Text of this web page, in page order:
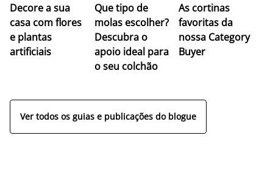
Decore a sua
casa com flores
e plantas
artificiais
Que tipo de
molas escolher?
Descubra o
apoio ideal para
o seu colchão
As cortinas
favoritas da
nossa Category
Buyer
Ver todos os guias e publicações do blogue